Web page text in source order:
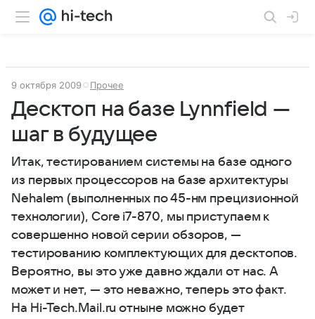
9 октября 2009 Прочее
Десктоп на базе Lynnfield —
шаг в будущее
Итак, тестированием системы на базе одного
из первых процессоров на базе архитектуры
Nehalem (выполненных по 45-нм прецизионной
технологии), Core i7-870, мы приступаем к
совершенно новой серии обзоров, —
тестированию комплектующих для десктопов.
Вероятно, вы это уже давно ждали от нас. А
может и нет, — это неважно, теперь это факт.
На Hi-Tech.Mail.ru отныне можно будет